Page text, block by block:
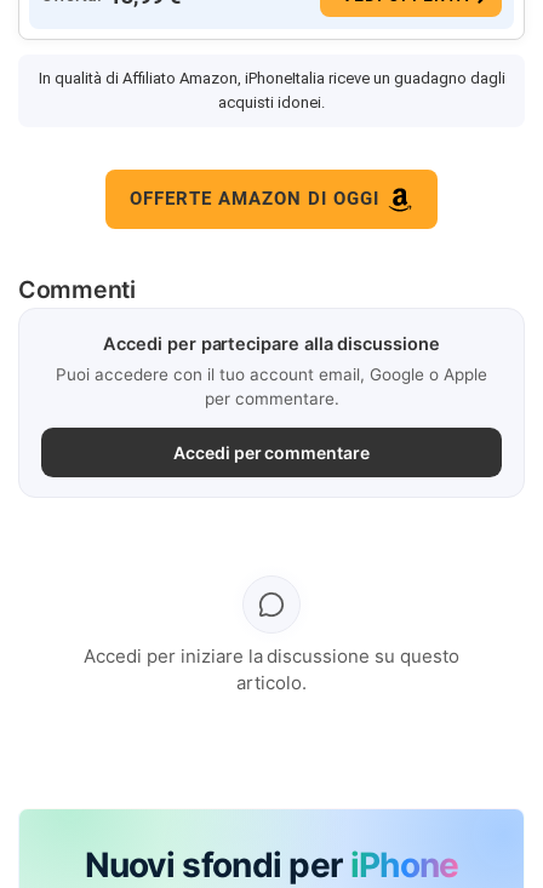
In qualità di Affiliato Amazon, iPhoneItalia riceve un guadagno dagli
acquisti idonei.
OFFERTE AMAZON DI OGGI
Commenti
Accedi per partecipare alla discussione
Puoi accedere con il tuo account email, Google o Apple
per commentare.
Accedi per commentare
Accedi per iniziare la discussione su questo
articolo.
Nuovi sfondi per iPhone